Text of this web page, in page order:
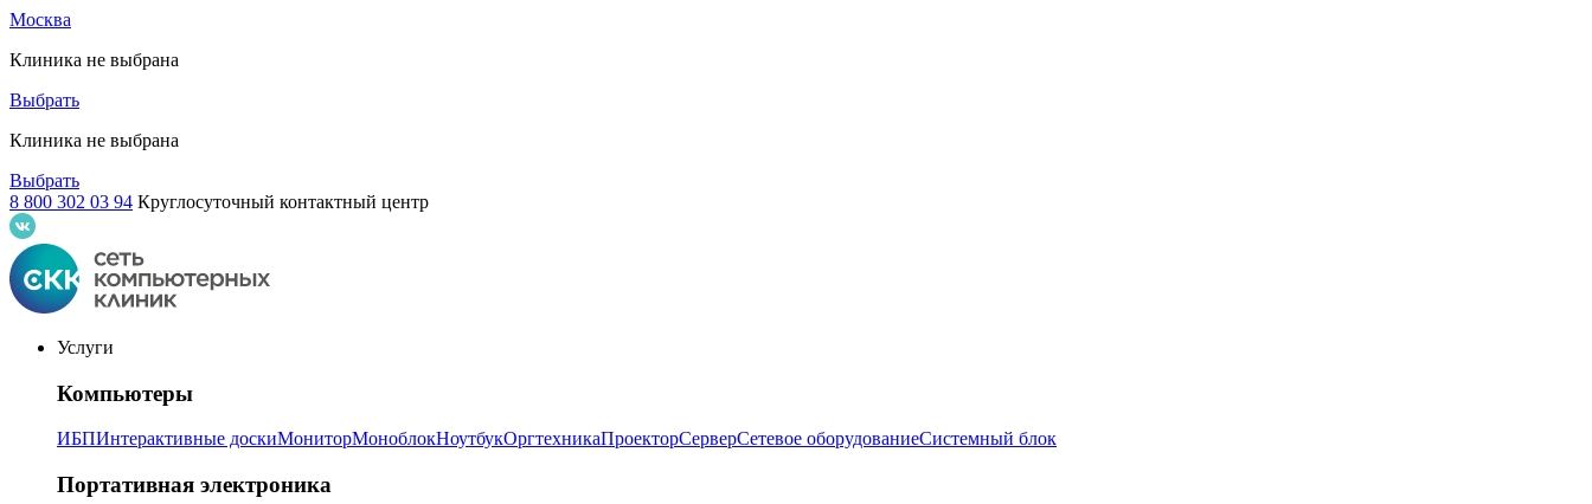
Москва
Клиника не выбрана
Выбрать
Клиника не выбрана
Выбрать
8 800 302 03 94 Круглосуточный контактный центр
Услуги
Компьютеры
ИБПИнтерактивные доскиМониторМоноблокНоутбукОргтехникаПроекторСерверСетевое оборудованиеСистемный блок
Портативная электроника